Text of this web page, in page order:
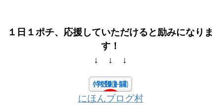
１日１ポチ、応援していただけると励みになりま
す！
↓ ↓ ↓
にほんブログ村